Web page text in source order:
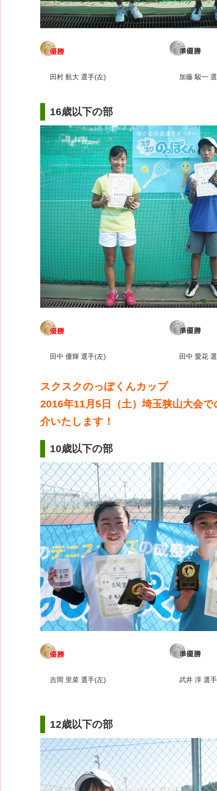
田村 航大 選手(左) 加藤 駿一
16歳以下の部
田中 優輝 選手(左) 田中 愛花
スクスクのっぽくんカップ
2016年11月5日（土）埼玉狭山大会
介いたします！
10歳以下の部
吉岡 里菜 選手(左) 武井 淳 選
12歳以下の部